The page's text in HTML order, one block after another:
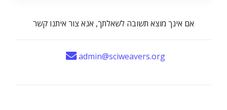
אם אינך מוצא תשובה לשאלתך, אנא צור איתנו קשר
admin@sciweavers.org